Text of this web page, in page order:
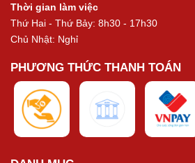
Thời gian làm việc
Thứ Hai - Thứ Bảy: 8h30 - 17h30
Chủ Nhật: Nghỉ
PHƯƠNG THỨC THANH TOÁN